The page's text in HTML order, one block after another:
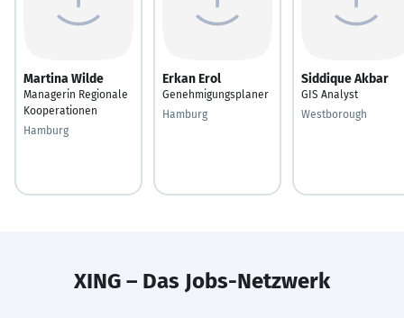
Martina Wilde
Managerin Regionale
Kooperationen
Hamburg
Erkan Erol
Genehmigungsplaner
Hamburg
Siddique Akbar
GIS Analyst
Westborough
XING – Das Jobs-Netzwerk